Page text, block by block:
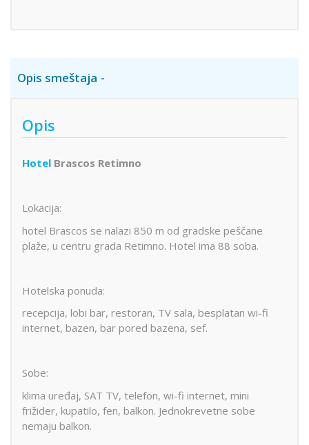
Opis smeštaja
Opis
Hotel Brascos Retimno
Lokacija:
hotel Brascos se nalazi 850 m od gradske peščane
plaže, u centru grada Retimno. Hotel ima 88 soba.
Hotelska ponuda:
recepcija, lobi bar, restoran, TV sala, besplatan wi-fi
internet, bazen, bar pored bazena, sef.
Sobe:
klima uređaj, SAT TV, telefon, wi-fi internet, mini
frižider, kupatilo, fen, balkon. Jednokrevetne sobe
nemaju balkon.